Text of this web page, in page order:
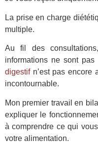
La prise en charge
multiple.
Au fil des
informations ne sont pas
digestifn’est pas encore
incontournable.
Mon premier travail en
expliquer le
à comprendre ce qui
votre alimentation.